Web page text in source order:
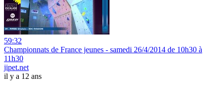
59:32
Championnats de France jeunes - samedi 26/4/2014 de 10h30 à
11h30
jipet.net
il y a 12 ans